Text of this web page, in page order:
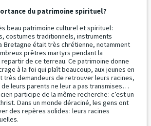
du patrimoine spirituel ?
beau patrimoine culturel et spirituel :
costumes traditionnels, instruments
Bretagne était très chrétienne, notamment
prêtres martyrs pendant la
de ce terreau. Ce patrimoine donne
à la foi qui plaît beaucoup, aux jeunes en
très demandeurs de retrouver leurs racines,
leurs parents ne leur a pas transmises…
participe de la même recherche : c’est un
Dans un monde déraciné, les gens ont
des repères solides : leurs racines